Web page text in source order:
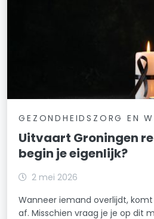
GEZONDHEIDSZORG EN
Uitvaart Groningen
begin je eigenlijk?
2 mei 2026
Wanneer iemand overlijdt,
af. Misschien vraag je je op dit